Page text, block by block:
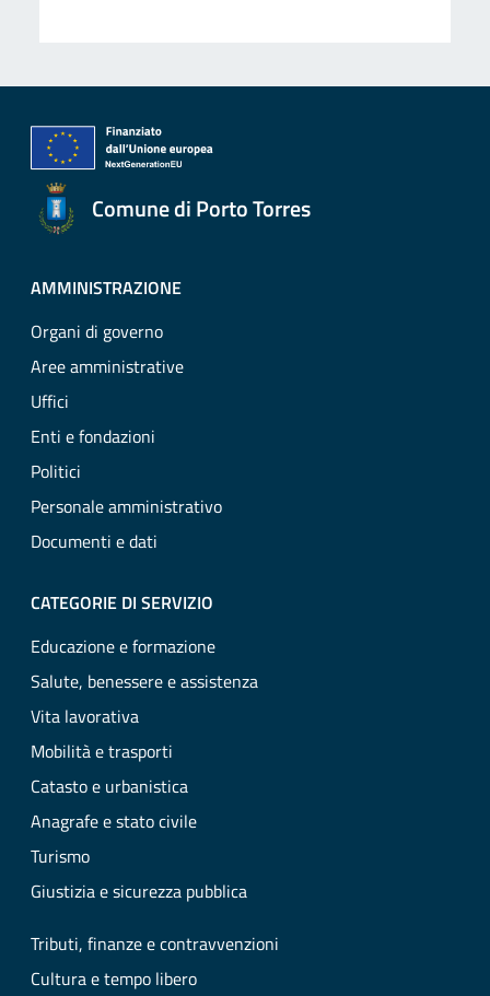
Comune di Porto Torres
AMMINISTRAZIONE
Organi di governo
Aree amministrative
Uffici
Enti e fondazioni
Politici
Personale amministrativo
Documenti e dati
CATEGORIE DI SERVIZIO
Educazione e formazione
Salute, benessere e assistenza
Vita lavorativa
Mobilità e trasporti
Catasto e urbanistica
Anagrafe e stato civile
Turismo
Giustizia e sicurezza pubblica
Tributi, finanze e contravvenzioni
Cultura e tempo libero